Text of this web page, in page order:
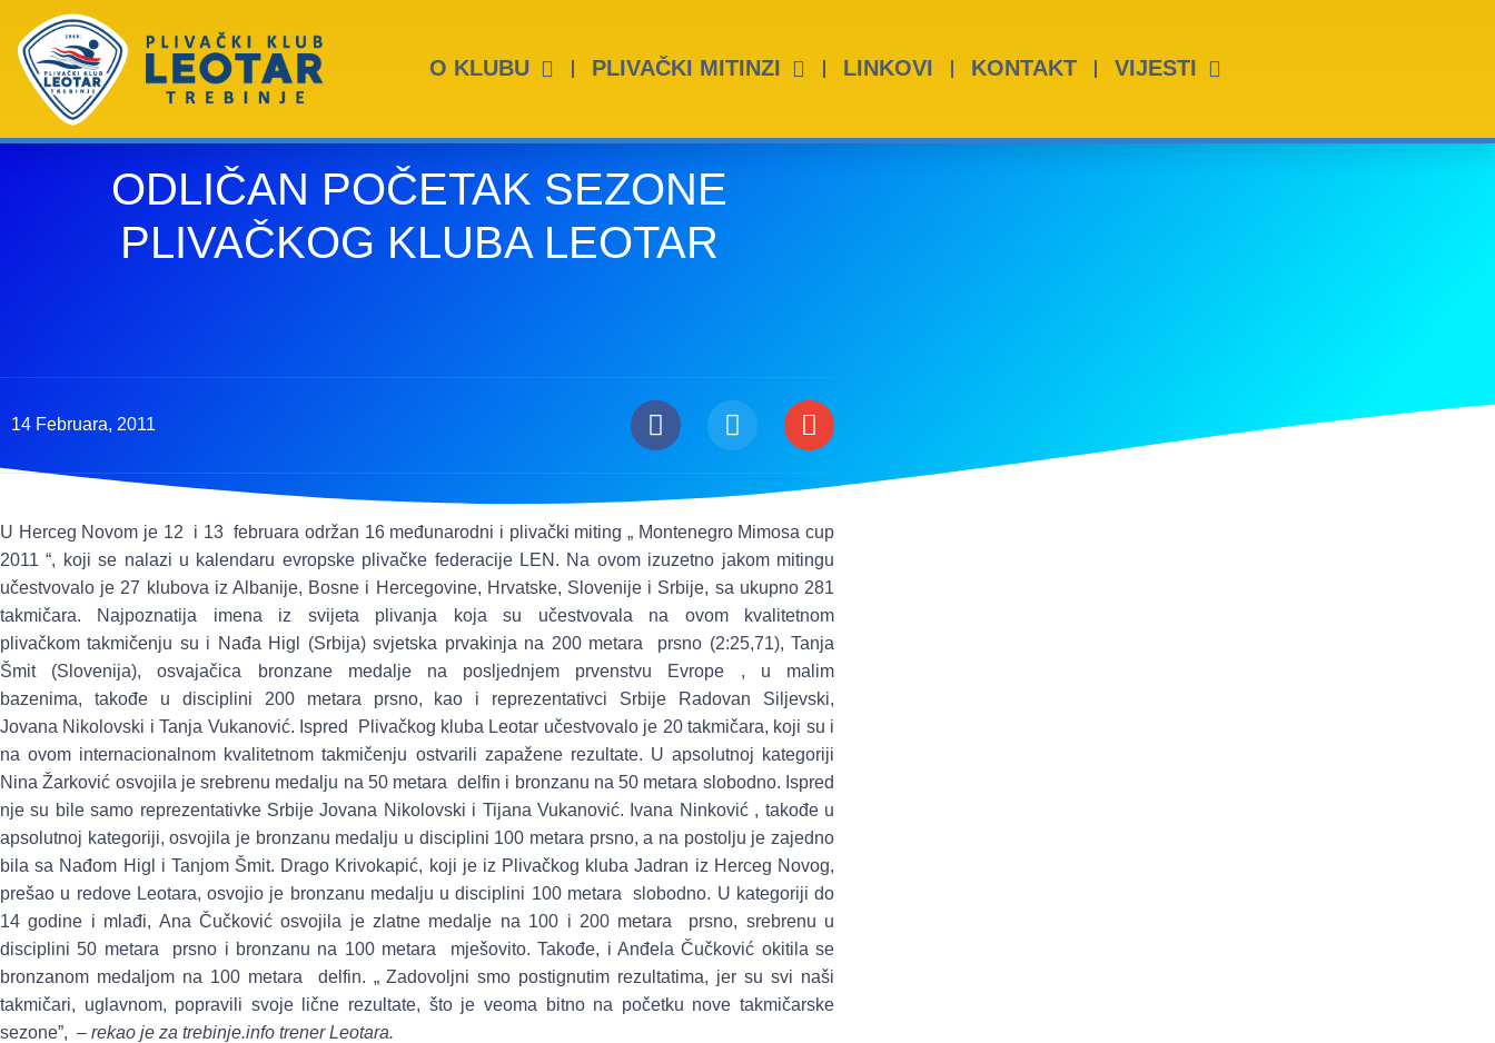
O KLUBU PLIVAČKI MITINZI LINKOVI KONTAKT VIJESTI
ODLIČAN POČETAK SEZONE
PLIVAČKOG KLUBA LEOTAR
14 Februara, 2011
U Herceg Novom je 12 i 13 februara održan 16 međunarodni i plivački miting „ Montenegro Mimosa cup
2011 “, koji se nalazi u kalendaru evropske plivačke federacije LEN. Na ovom izuzetno jakom mitingu
učestvovalo je 27 klubova iz Albanije, Bosne i Hercegovine, Hrvatske, Slovenije i Srbije, sa ukupno 281
takmičara. Najpoznatija imena iz svijeta plivanja koja su učestvovala na ovom kvalitetnom
plivačkom takmičenju su i Nađa Higl (Srbija) svjetska prvakinja na 200 metara prsno (2:25,71), Tanja
Šmit (Slovenija), osvajačica bronzane medalje na posljednjem prvenstvu Evrope , u malim
bazenima, takođe u disciplini 200 metara prsno, kao i reprezentativci Srbije Radovan Siljevski,
Jovana Nikolovski i Tanja Vukanović. Ispred Plivačkog kluba Leotar učestvovalo je 20 takmičara, koji su i
na ovom internacionalnom kvalitetnom takmičenju ostvarili zapažene rezultate. U apsolutnoj kategoriji
Nina Žarković osvojila je srebrenu medalju na 50 metara delfin i bronzanu na 50 metara slobodno. Ispred
nje su bile samo reprezentativke Srbije Jovana Nikolovski i Tijana Vukanović. Ivana Ninković , takođe u
apsolutnoj kategoriji, osvojila je bronzanu medalju u disciplini 100 metara prsno, a na postolju je zajedno
bila sa Nađom Higl i Tanjom Šmit. Drago Krivokapić, koji je iz Plivačkog kluba Jadran iz Herceg Novog,
prešao u redove Leotara, osvojio je bronzanu medalju u disciplini 100 metara slobodno. U kategoriji do
14 godine i mlađi, Ana Čučković osvojila je zlatne medalje na 100 i 200 metara prsno, srebrenu u
disciplini 50 metara prsno i bronzanu na 100 metara mješovito. Takođe, i Anđela Čučković okitila se
bronzanom medaljom na 100 metara delfin. „ Zadovoljni smo postignutim rezultatima, jer su svi naši
takmičari, uglavnom, popravili svoje lične rezultate, što je veoma bitno na početku nove takmičarske
sezone”, – rekao je za trebinje.info trener Leotara.